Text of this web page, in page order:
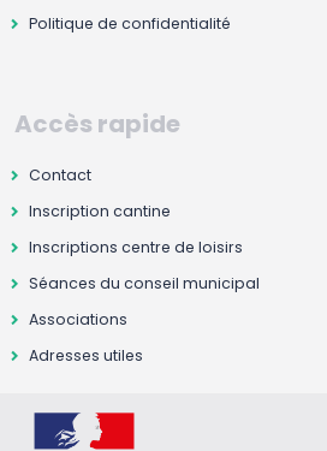
Politique de confidentialité
Accès rapide
Contact
Inscription cantine
Inscriptions centre de loisirs
Séances du conseil municipal
Associations
Adresses utiles